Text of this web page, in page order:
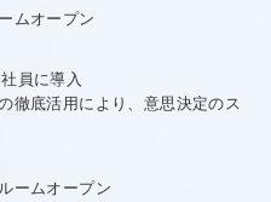
ムオープン
員に導入
徹底活用により、意思決定のス
ームオープン